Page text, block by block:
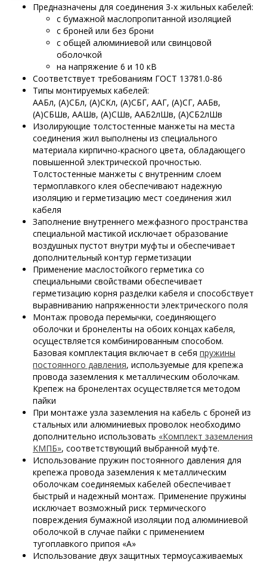
Предназначены для соединения 3-х жильных кабелей:
с бумажной маслопропитанной изоляцией
с броней или без брони
с общей алюминиевой или свинцовой
оболочкой
на напряжение 6 и 10 кВ
Соответствует требованиям ГОСТ 13781.0-86
Типы монтируемых кабелей:
ААБл, (А)СБл, (А)СКл, (А)СБГ, ААГ, (А)СГ, ААБв,
(А)СБШв, ААШв, (А)СШв, ААБ2лШв, (А)СБ2лШв
Изолирующие толстостенные манжеты на места
соединения жил выполнены из специального
материала кирпично-красного цвета, обладающего
повышенной электрической прочностью.
Толстостенные манжеты с внутренним слоем
термоплавкого клея обеспечивают надежную
изоляцию и герметизацию мест соединения жил
кабеля
Заполнение внутреннего межфазного пространства
специальной мастикой исключает образование
воздушных пустот внутри муфты и обеспечивает
дополнительный контур герметизации
Применение маслостойкого герметика со
специальными свойствами обеспечивает
герметизацию корня разделки кабеля и способствует
выравниванию напряженности электрического поля
Монтаж провода перемычки, соединяющего
оболочки и бронеленты на обоих концах кабеля,
осуществляется комбинированным способом.
Базовая комплектация включает в себя пружины
постоянного давления, используемые для крепежа
провода заземления к металлическим оболочкам.
Крепеж на бронелентах осуществляется методом
пайки
При монтаже узла заземления на кабель с броней из
стальных или алюминиевых проволок необходимо
дополнительно использовать «Комплект заземления
КМПБ», соответствующий выбранной муфте.
Использование пружин постоянного давления для
крепежа провода заземления к металлическим
оболочкам соединяемых кабелей обеспечивает
быстрый и надежный монтаж. Применение пружины
исключает возможный риск термического
повреждения бумажной изоляции под алюминиевой
оболочкой в случае пайки с применением
тугоплавкого припоя «А»
Использование двух защитных термоусаживаемых